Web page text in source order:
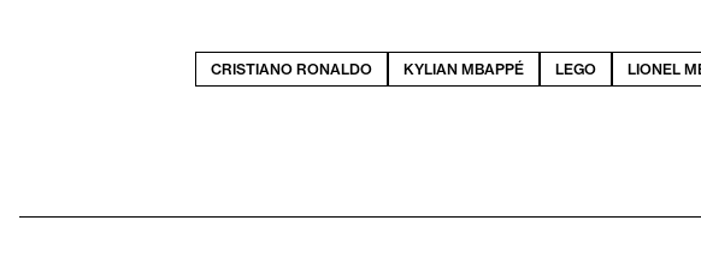
CRISTIANO RONALDO KYLIAN MBAPPÉ LEGO LIONEL